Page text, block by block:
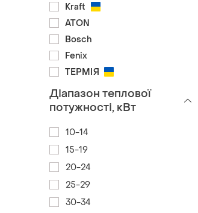
Kraft
ATON
Bosch
Fenix
ТЕРМІЯ
Діапазон теплової
потужності, кВт
10-14
15-19
20-24
25-29
30-34